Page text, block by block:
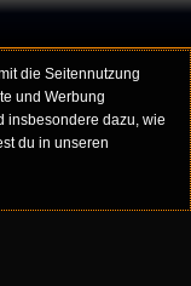
die Seitennutzung
und Werbung
insbesondere dazu, wie
du in unseren